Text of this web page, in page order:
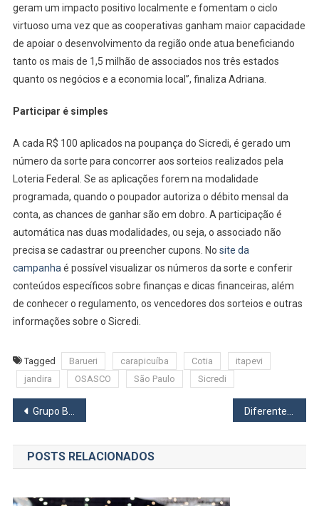
geram um impacto positivo localmente e fomentam o ciclo
virtuoso uma vez que as cooperativas ganham maior capacidade
de apoiar o desenvolvimento da região onde atua beneficiando
tanto os mais de 1,5 milhão de associados nos três estados
quanto os negócios e a economia local”, finaliza Adriana.
Participar é simples
A cada R$ 100 aplicados na poupança do Sicredi, é gerado um
número da sorte para concorrer aos sorteios realizados pela
Loteria Federal. Se as aplicações forem na modalidade
programada, quando o poupador autoriza o débito mensal da
conta, as chances de ganhar são em dobro. A participação é
automática nas duas modalidades, ou seja, o associado não
precisa se cadastrar ou preencher cupons. No site da
campanha é possível visualizar os números da sorte e conferir
conteúdos específicos sobre finanças e dicas financeiras, além
de conhecer o regulamento, os vencedores dos sorteios e outras
informações sobre o Sicredi.
Tagged Barueri carapicuíba Cotia
itapevi
jandira
OSASCO São Paulo Sicredi
Navegação
de
Post
Grupo Big abre inscrições para curso que já formou 10 mil jovens
POSTS RELACIONADOS